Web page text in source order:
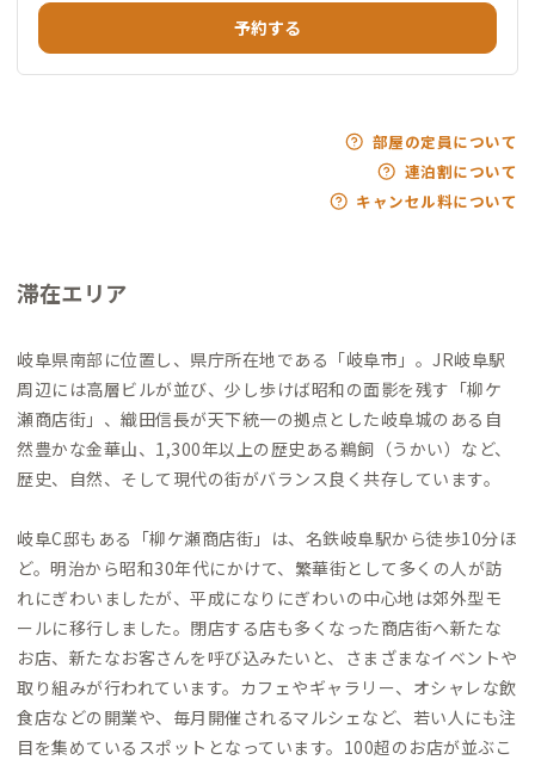
予約する
部屋の定員について
連泊割について
キャンセル料について
滞在エリア
岐阜県南部に位置し、県庁所在地である「岐阜市」。JR岐阜駅
周辺には高層ビルが並び、少し歩けば昭和の面影を残す「柳ケ
瀬商店街」、織田信長が天下統一の拠点とした岐阜城のある自
然豊かな金華山、1,300年以上の歴史ある鵜飼（うかい）など、
歴史、自然、そして現代の街がバランス良く共存しています。
岐阜C邸もある「柳ケ瀬商店街」は、名鉄岐阜駅から徒歩10分ほ
ど。明治から昭和30年代にかけて、繁華街として多くの人が訪
れにぎわいましたが、平成になりにぎわいの中心地は郊外型モ
ールに移行しました。閉店する店も多くなった商店街へ新たな
お店、新たなお客さんを呼び込みたいと、さまざまなイベントや
取り組みが行われています。カフェやギャラリー、オシャレな飲
食店などの開業や、毎月開催されるマルシェなど、若い人にも注
目を集めているスポットとなっています。100超のお店が並ぶこ